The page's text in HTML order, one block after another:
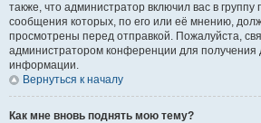
также, что администратор включил вас в группу
сообщения которых, по его или её мнению,
просмотрены перед отправкой. Пожалуйста,
администратором конференции для получения
информации.
Вернуться к началу
Как мне вновь поднять мою тему?